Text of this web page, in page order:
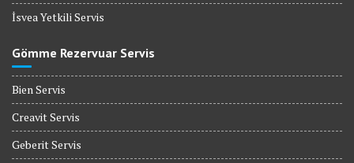
İsvea Yetkili Servis
Gömme Rezervuar Servis
Bien Servis
Creavit Servis
Geberit Servis